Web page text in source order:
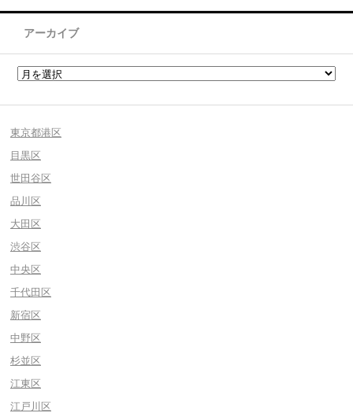
アーカイブ
東京都港区
目黒区
世田谷区
品川区
大田区
渋谷区
中央区
千代田区
新宿区
中野区
杉並区
江東区
江戸川区